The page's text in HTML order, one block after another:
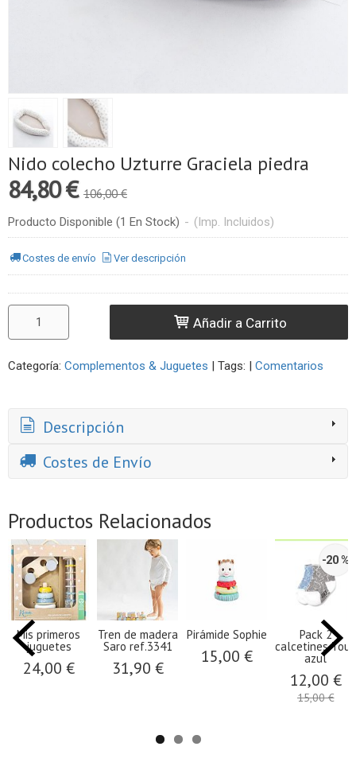
Nido colecho Uzturre Graciela piedra
84,80 € 106,00 €
Producto Disponible (1 En Stock) - (Imp. Incluidos)
Costes de envío Ver descripción
Añadir a Carrito
Categoría: Complementos & Juguetes Tags: Comentarios
Descripción
Costes de Envío
Productos Relacionados
Mis primeros
juguetes
24,00 €
Tren de madera
Saro ref.3341
31,90 €
Pirámide Sophie
15,00 €
-20 %
Pack 2
calcetines Tous
azul
12,00 €
15,00 €